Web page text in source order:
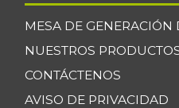
MESA DE GENERACIÓN
NUESTROS
CONTÁCTENOS
AVISO DE PRIVACIDAD